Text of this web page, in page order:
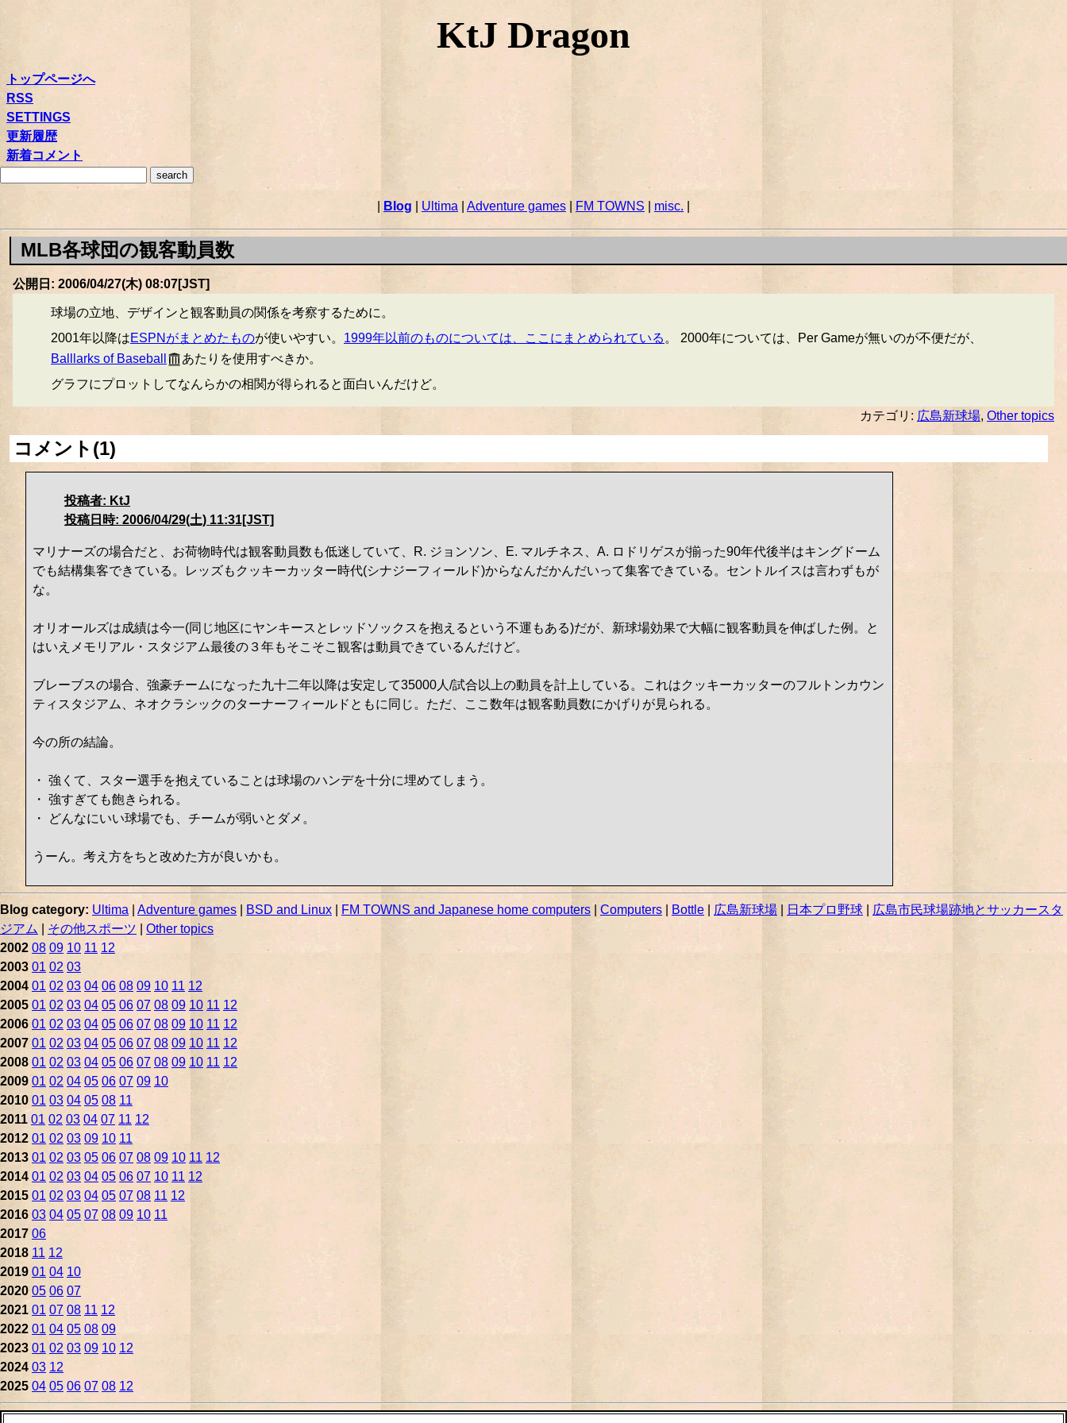
KtJ Dragon
トップページへ
RSS
SETTINGS
更新履歴
新着コメント
Blog Ultima Adventure games FM TOWNS misc.
MLB各球団の観客動員数
公開日: 2006/04/27(木) 08:07[JST]
球場の立地、デザインと観客動員の関係を考察するために。
2001年以降はESPNがまとめたものが使いやすい。 1999年以前のものについては、ここにまとめられている 。 2000年については、Per Gameが無いのが不便だが、
Balllarks of Baseball
あたりを使用すべきか。
グラフにプロットしてなんらかの相関が得られると面白いんだけど。
カテゴリ: 広島新球場, Other topics
コメント(1)
投稿者: KtJ
投稿日時: 2006/04/29(土) 11:31[JST]
マリナーズの場合だと、お荷物時代は観客動員数も低迷していて、R. ジョンソン、E. マルチネス、A. ロドリゲスが揃った90年代後半はキングドーム
でも結構集客できている。レッズもクッキーカッター時代(シナジーフィールド)からなんだかんだいって集客できている。セントルイスは言わずもが
な。
オリオールズは成績は今一(同じ地区にヤンキースとレッドソックスを抱えるという不運もある)だが、新球場効果で大幅に観客動員を伸ばした例。と
はいえメモリアル・スタジアム最後の３年もそこそこ観客は動員できているんだけど。
ブレーブスの場合、強豪チームになった九十二年以降は安定して35000人/試合以上の動員を計上している。これはクッキーカッターのフルトンカウン
ティスタジアム、ネオクラシックのターナーフィールドともに同じ。ただ、ここ数年は観客動員数にかげりが見られる。
今の所の結論。
・ 強くて、スター選手を抱えていることは球場のハンデを十分に埋めてしまう。
・ 強すぎても飽きられる。
・ どんなにいい球場でも、チームが弱いとダメ。
うーん。考え方をちと改めた方が良いかも。
Blog category: Ultima Adventure games BSD and Linux FM TOWNS and Japanese home computers Computers Bottle 広島新球場 日本プロ野球
広島市民球場跡地とサッカースタ
ジアム
その他スポーツ
Other topics
2002 08 09 10 11 12
2003 01 02 03
2004 01 02 03 04 06 08 09 10 11 12
2005 01 02 03 04 05 06 07 08 09 10 11 12
2006 01 02 03 04 05 06 07 08 09 10 11 12
2007 01 02 03 04 05 06 07 08 09 10 11 12
2008 01 02 03 04 05 06 07 08 09 10 11 12
2009 01 02 04 05 06 07 09 10
2010 01 03 04 05 08 11
2011 01 02 03 04 07 11 12
2012 01 02 03 09 10 11
2013 01 02 03 05 06 07 08 09 10 11 12
2014 01 02 03 04 05 06 07 10 11 12
2015 01 02 03 04 05 07 08 11 12
2016 03 04 05 07 08 09 10 11
2017 06
2018 11 12
2019 01 04 10
2020 05 06 07
2021 01 07 08 11 12
2022 01 04 05 08 09
2023 01 02 03 09 10 12
2024 03 12
2025 04 05 06 07 08 12